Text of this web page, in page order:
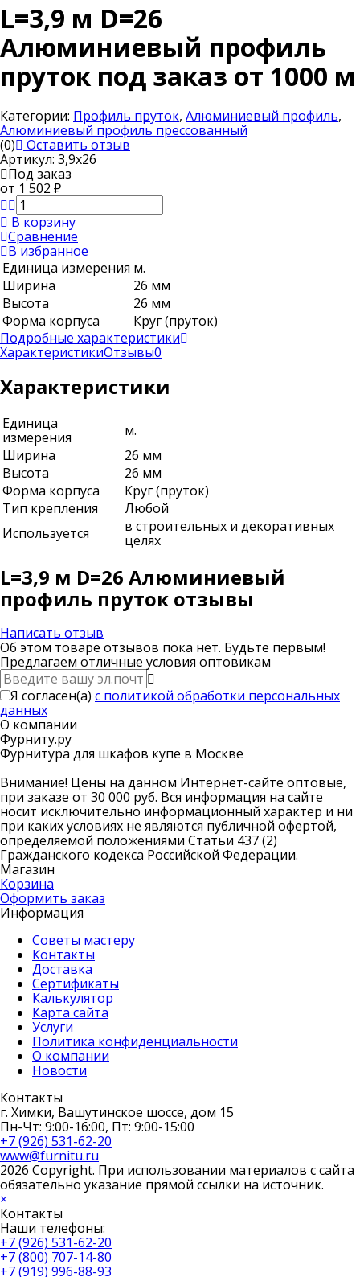
L=3,9 м D=26
Алюминиевый профиль
пруток под заказ от 1000 м
Категории: Профиль пруток, Алюминиевый профиль,
Алюминиевый профиль прессованный
(0)
Оставить отзыв
Артикул: 3,9х26
Под заказ
от 1 502 ₽
В корзину
Сравнение
В избранное
Единица измерения м.
Ширина
26 мм
Высота
26 мм
Форма корпуса
Круг (пруток)
Подробные характеристики
ХарактеристикиОтзывы0
Характеристики
Единица
измерения
м.
Ширина
26 мм
Высота
26 мм
Форма корпуса
Круг (пруток)
Тип крепления
Любой
Используется
в строительных и декоративных
целях
L=3,9 м D=26 Алюминиевый
профиль пруток отзывы
Написать отзыв
Об этом товаре отзывов пока нет. Будьте первым!
Предлагаем отличные условия оптовикам
Я согласен(a) с политикой обработки персональных
данных
О компании
Фурниту.ру
Фурнитура для шкафов купе в Москве
Внимание! Цены на данном Интернет-сайте оптовые,
при заказе от 30 000 руб. Вся информация на сайте
носит исключительно информационный характер и ни
при каких условиях не являются публичной офертой,
определяемой положениями Статьи 437 (2)
Гражданского кодекса Российской Федерации.
Магазин
Корзина
Оформить заказ
Информация
Советы мастеру
Контакты
Доставка
Сертификаты
Калькулятор
Карта сайта
Услуги
Политика конфиденциальности
О компании
Новости
Контакты
г. Химки, Вашутинское шоссе, дом 15
Пн-Чт: 9:00-16:00, Пт: 9:00-15:00
+7 (926) 531-62-20
www@furnitu.ru
2026 Copyright. При использовании материалов с сайта
обязательно указание прямой ссылки на источник.
×
Контакты
Наши телефоны:
+7 (926) 531-62-20
+7 (800) 707-14-80
+7 (919) 996-88-93